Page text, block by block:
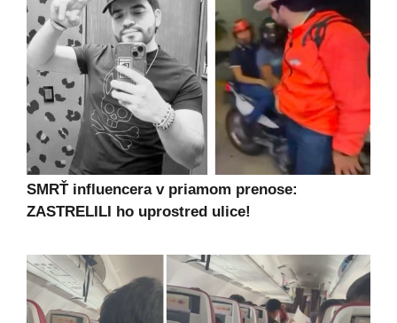
SMRŤ influencera v priamom prenose:
ZASTRELILI ho uprostred ulice!